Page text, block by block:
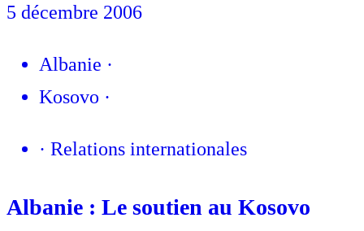
5 décembre 2006
Albanie ·
Kosovo ·
· Relations internationales
Albanie : Le soutien au Kosovo